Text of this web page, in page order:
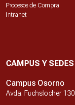
Procesos de Compra
Intranet
CAMPUS Y SEDES
Campus Osorno
Avda. Fuchslocher